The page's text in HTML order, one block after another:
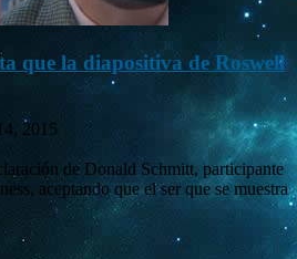
que la diapositiva de Roswell
2015
de Donald Schmitt, participante
aceptando que el ser que se muestra